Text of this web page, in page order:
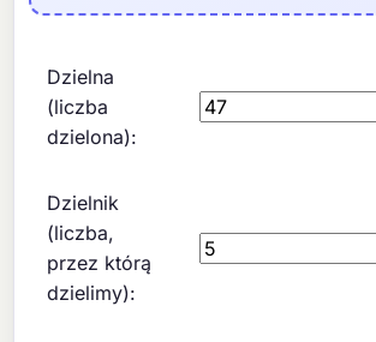
Dzielna
(liczba
dzielona):
Dzielnik
(liczba,
przez którą
dzielimy):